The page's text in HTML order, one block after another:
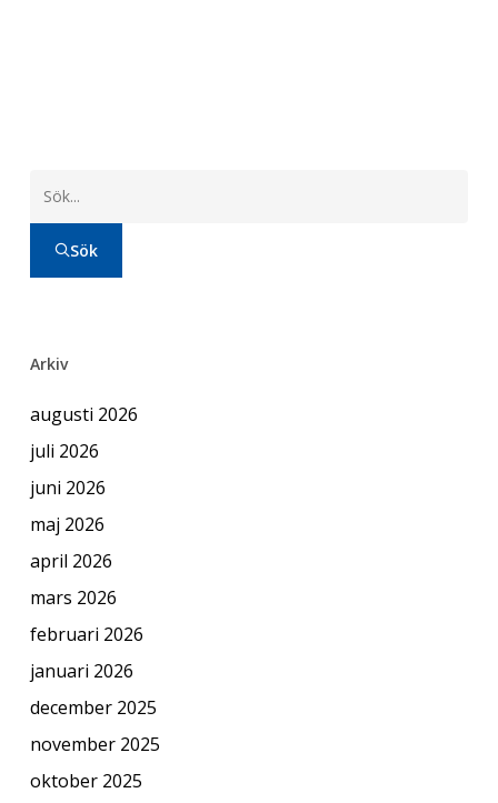
Sök
Arkiv
augusti 2026
juli 2026
juni 2026
maj 2026
april 2026
mars 2026
februari 2026
januari 2026
december 2025
november 2025
oktober 2025